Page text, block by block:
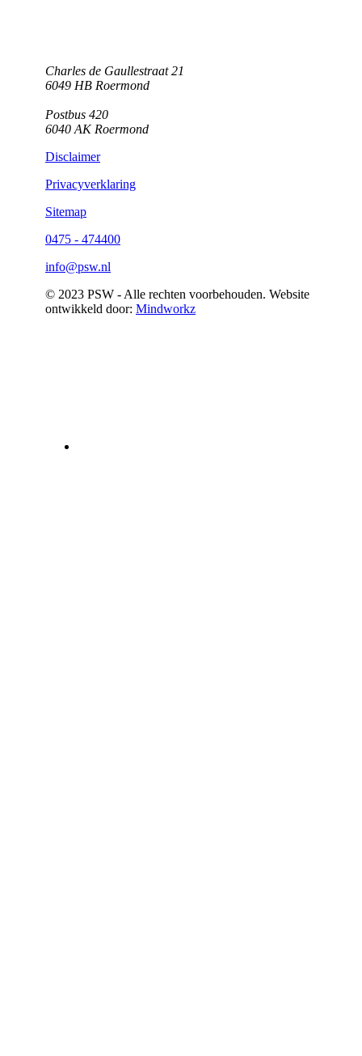
Charles de Gaullestraat 21
6049 HB Roermond
Postbus 420
6040 AK Roermond
Disclaimer
Privacyverklaring
Sitemap
0475 - 474400
info@psw.nl
© 2023 PSW - Alle rechten voorbehouden. Website
ontwikkeld door: Mindworkz